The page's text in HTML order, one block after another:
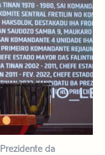
da